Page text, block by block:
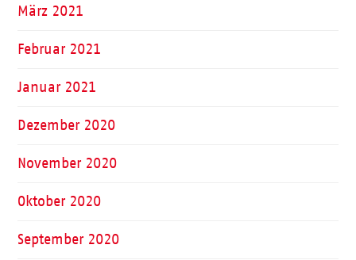
März 2021
Februar 2021
Januar 2021
Dezember 2020
November 2020
Oktober 2020
September 2020